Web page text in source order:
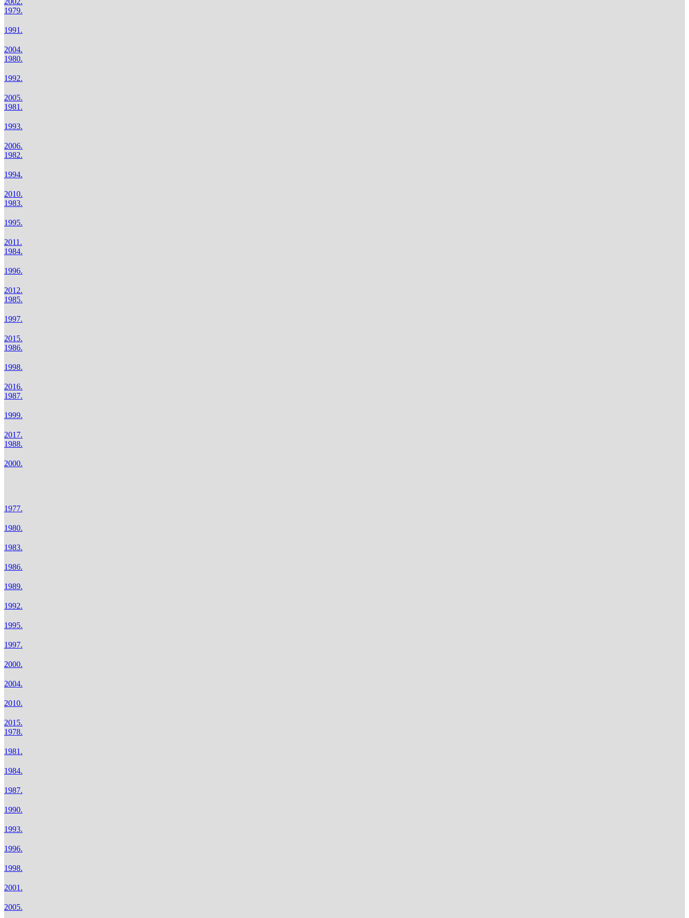
1979.
1991.
2004.
1980.
1992.
2005.
1981.
1993.
2006.
1982.
1994.
2010.
1983.
1995.
2011.
1984.
1996.
2012.
1985.
1997.
2015.
1986.
1998.
2016.
1987.
1999.
2017.
1988.
2000.
1977.
1980.
1983.
1986.
1989.
1992.
1995.
1997.
2000.
2004.
2010.
2015.
1978.
1981.
1984.
1987.
1990.
1993.
1996.
1998.
2001.
2005.